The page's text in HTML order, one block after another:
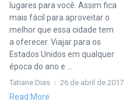
lugares para você. Assim fica
mais fácil para aproveitar o
melhor que essa cidade tem
a oferecer. Viajar para os
Estados Unidos em qualquer
época do ano e ...
Tatiane Dias 26 de abril de 2017
Read More